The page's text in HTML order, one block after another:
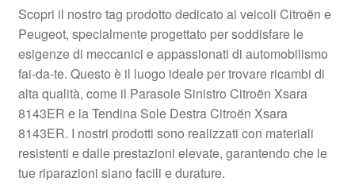
Il mio account
Pagamenti
Politica sulla riservatezza
Procedura di Reclamo
Registratore di cassa
Scopri il nostro tag prodotto dedicato ai veicoli Citroën e
Peugeot, specialmente progettato per soddisfare le
esigenze di meccanici e appassionati di automobilismo
fai-da-te. Questo è il luogo ideale per trovare ricambi di
alta qualità, come il Parasole Sinistro Citroën Xsara
8143ER e la Tendina Sole Destra Citroën Xsara
8143ER. I nostri prodotti sono realizzati con materiali
resistenti e dalle prestazioni elevate, garantendo che le
tue riparazioni siano facili e durature.